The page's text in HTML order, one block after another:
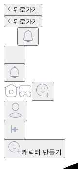
뒤로가기
뒤로가기
캐릭터 만들기